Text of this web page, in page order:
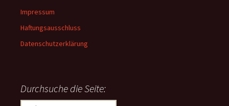
Impressum
Haftungsausschluss
Datenschutzerklärung
Durchsuche die Seite: